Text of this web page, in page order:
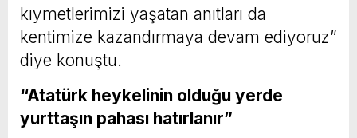
kıymetlerimizi yaşatan anıtları da
kentimize kazandırmaya devam ediyoruz”
diye konuştu.
“Atatürk heykelinin olduğu yerde
yurttaşın pahası hatırlanır”